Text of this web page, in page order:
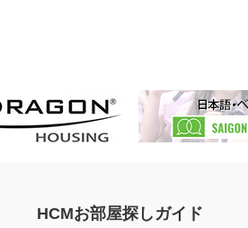
HCMお部屋探しガイド